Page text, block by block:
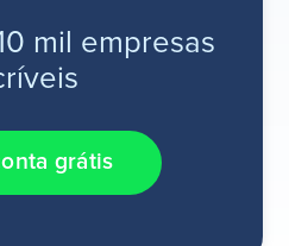
mil empresas
grátis